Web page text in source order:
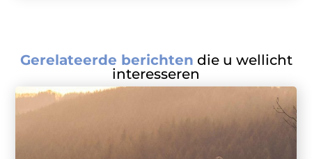
Gerelateerde berichten die u wellicht
interesseren